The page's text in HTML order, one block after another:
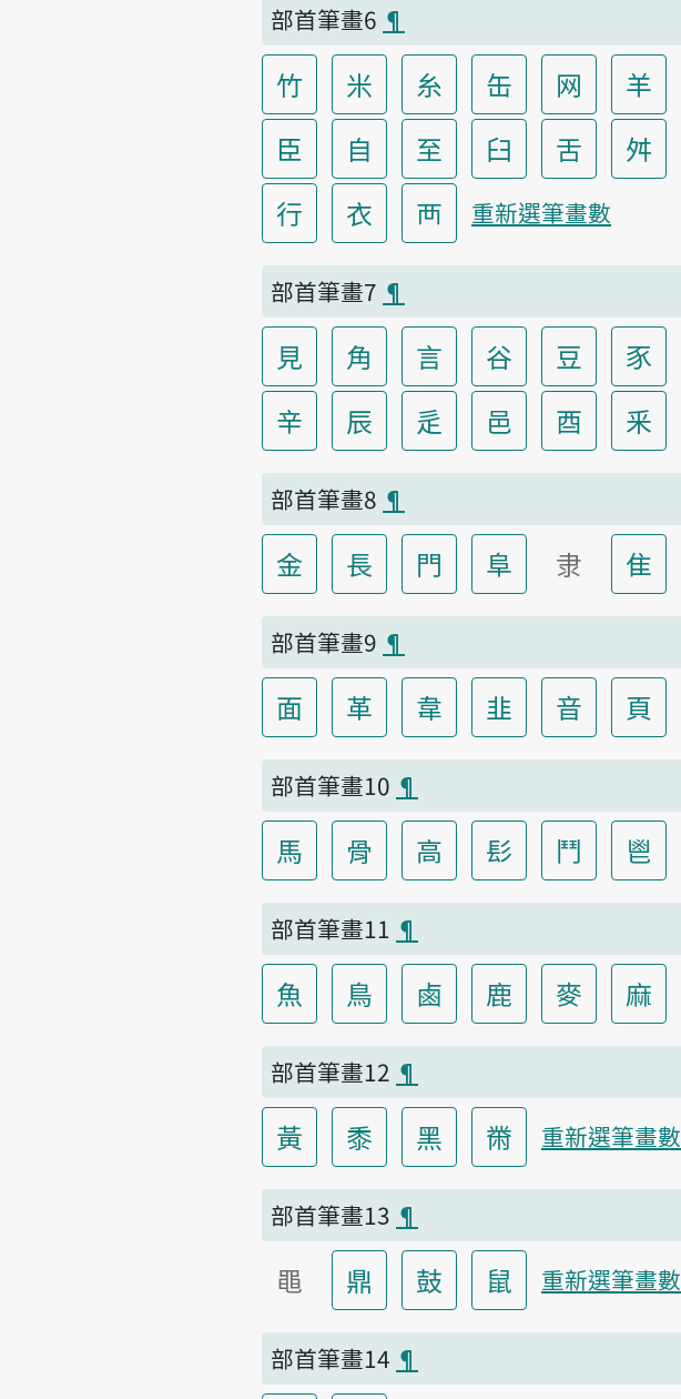
部首筆畫6 ¶
竹 米 糸 缶 网 羊
臣
自 至 臼 舌 舛
行
衣 襾 重新選筆畫數
部首筆畫7 ¶
見 角 言 谷 豆 豕
辛
辰 辵 邑 酉 釆
部首筆畫8 ¶
金 長 門 阜 隶 隹
部首筆畫9 ¶
面 革 韋 韭 音 頁
部首筆畫10 ¶
馬 骨 高 髟 鬥 鬯
部首筆畫11 ¶
魚 鳥 鹵 鹿 麥 麻
部首筆畫12 ¶
黃 黍 黑 黹 重新選筆畫數
部首筆畫13 ¶
黽 鼎 鼓 鼠 重新選筆畫數
部首筆畫14 ¶